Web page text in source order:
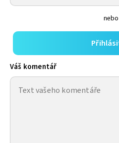
nebo
Váš komentář